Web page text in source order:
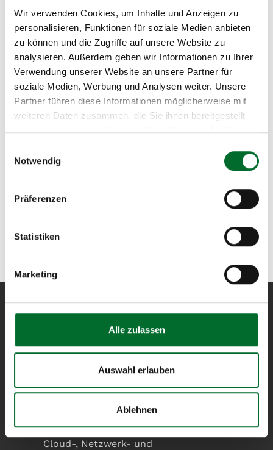
Wir verwenden Cookies, um Inhalte und Anzeigen zu
personalisieren, Funktionen für soziale Medien anbieten
zu können und die Zugriffe auf unsere Website zu
analysieren. Außerdem geben wir Informationen zu Ihrer
Verwendung unserer Website an unsere Partner für
soziale Medien, Werbung und Analysen weiter. Unsere
Partner führen diese Informationen möglicherweise mit
weiteren Daten zusammen, die Sie ihnen bereitgestellt
haben oder die sie im Rahmen Ihrer Nutzung der Dienste
Notwendig
Präferenzen
Statistiken
Marketing
Alle zulassen
Auswahl erlauben
Ablehnen
Cloud
Beratung
eigentümergeführter
österreichischer Internet
Service Provider perfekt
angepasste Lösungen für
Cloud-, Netzwerk- und